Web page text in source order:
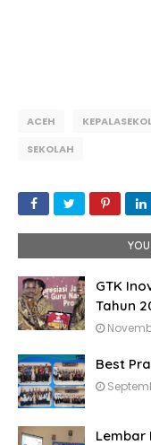
ACEH
SEKOLAH
GTK
Tahun
Best
Lembar